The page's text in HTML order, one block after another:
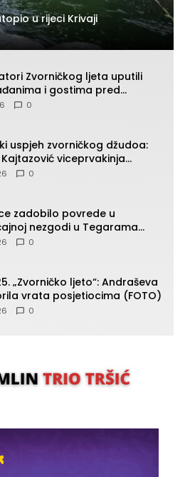
u rijeci Krivaji
Zvorničkog ljeta uputili
i gostima pred
programa
0
uspjeh zvorničkog džudoa:
viceprvakinja
seniorskoj konkurenciji
0
zadobilo povrede u
nezgodi u Tegarama
0
„Zvorničko ljeto“: Andraševa
vrata posjetiocima (FOTO)
0